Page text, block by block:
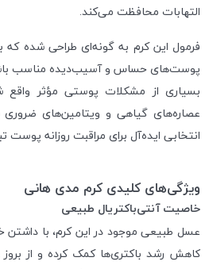
التهابات محافظت می‌کند.
فرمول این کرم به گونه‌ای طراحی شده که
پوست‌های حساس و آسیب‌دیده مناسب
بسیاری از مشکلات پوستی مؤثر
عصاره‌های گیاهی و ویتامین‌های
انتخابی ایده‌آل برای مراقبت روزانه پوست
ویژگی‌های کلیدی کرم مدی هانی
خاصیت آنتی‌باکتریال طبیعی
عسل طبیعی موجود در این کرم، با داشتن
کاهش رشد باکتری‌ها کمک کرده و از